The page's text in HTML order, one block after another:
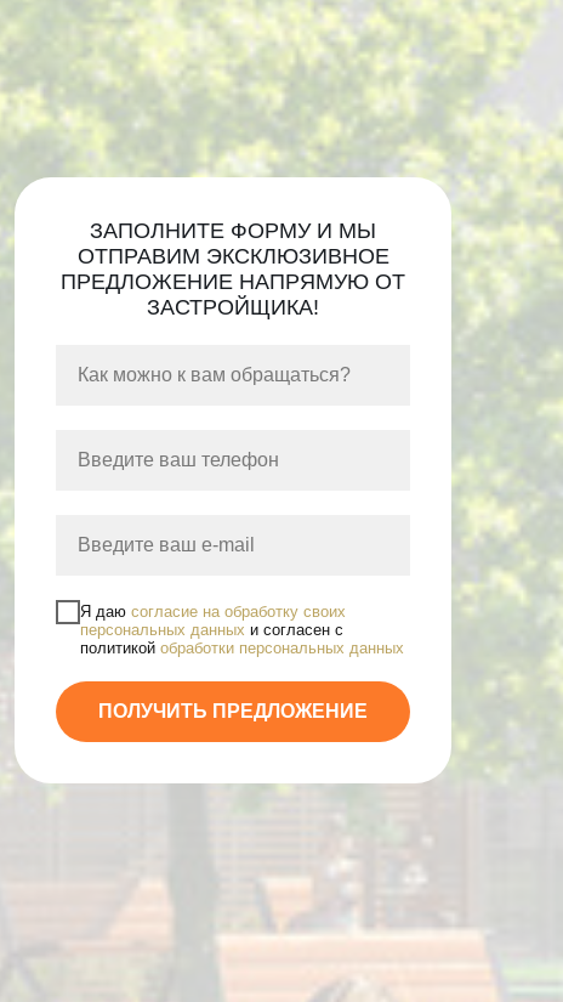
ЗАПОЛНИТЕ ФОРМУ И МЫ
ОТПРАВИМ ЭКСКЛЮЗИВНОЕ
ПРЕДЛОЖЕНИЕ НАПРЯМУЮ ОТ
ЗАСТРОЙЩИКА!
Я даю согласие на обработку своих
персональных данных и согласен с
политикой обработки персональных данных
ПОЛУЧИТЬ ПРЕДЛОЖЕНИЕ